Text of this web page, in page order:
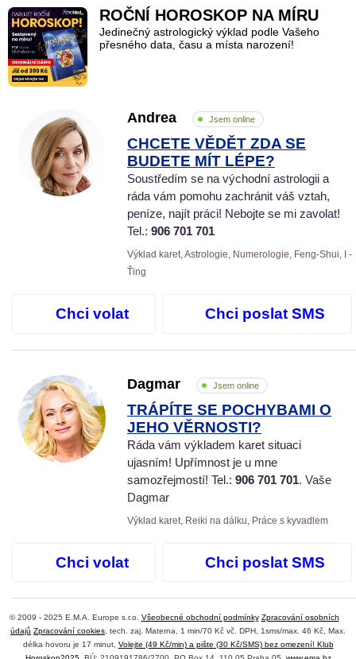
ROČNÍ HOROSKOP NA MÍRU
Jedinečný astrologický výklad podle Vašeho
přesného data, času a místa narození!
Andrea Jsem online
CHCETE VĚDĚT ZDA SE
BUDETE MÍT LÉPE?
Soustředím se na východní astrologii a
ráda vám pomohu zachránit váš vztah,
peníze, najít práci! Nebojte se mi zavolat!
Tel.: 906 701 701
Výklad karet, Astrologie, Numerologie, Feng-Shui, I -
Ťing
Chci volat Chci poslat SMS
Dagmar Jsem online
TRÁPÍTE SE POCHYBAMI O
JEHO VĚRNOSTI?
Ráda vám výkladem karet situaci
ujasním! Upřímnost je u mne
samozřejmostí! Tel.: 906 701 701. Vaše
Dagmar
Výklad karet, Reiki na dálku, Práce s kyvadlem
Chci volat Chci poslat SMS
© 2009 - 2025 E.M.A. Europe s.r.o. Všeobecné obchodní podmínky Zpracování osobních
údajů Zpracování cookies , tech. zaj. Materna, 1 min/70 Kč vč. DPH, 1sms/max. 46 Kč, Max.
délka hovoru je 17 minut, Volejte (49 Kč/min) a pište (30 Kč/SMS) bez omezení! Klub